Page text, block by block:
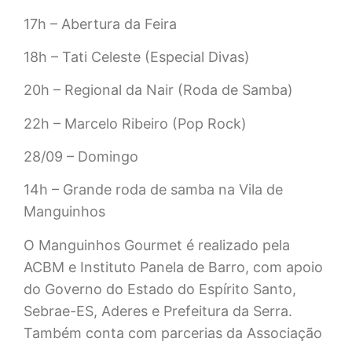
17h – Abertura da Feira
18h – Tati Celeste (Especial Divas)
20h – Regional da Nair (Roda de Samba)
22h – Marcelo Ribeiro (Pop Rock)
28/09 – Domingo
14h – Grande roda de samba na Vila de
Manguinhos
O Manguinhos Gourmet é realizado pela
ACBM e Instituto Panela de Barro, com apoio
do Governo do Estado do Espírito Santo,
Sebrae-ES, Aderes e Prefeitura da Serra.
Também conta com parcerias da Associação